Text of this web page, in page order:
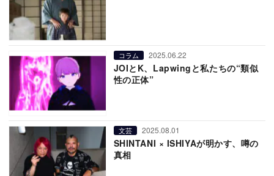
コラム 2025.06.22
JOIとK、Lapwingと私たちの“類似
性の正体”
文芸 2025.08.01
SHINTANI × ISHIYAが明かす、噂の
真相